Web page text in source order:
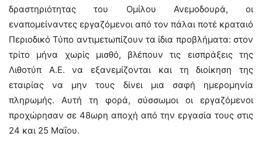
δραστηριότητας του Ομίλου Ανεμοδουρά, οι
εναπομείναντες εργαζόμενοι από τον πάλαι ποτέ κραταιό
Περιοδικό Τύπο αντιμετωπίζουν τα ίδια προβλήματα: στον
τρίτο μήνα χωρίς μισθό, βλέπουν τις εισπράξεις της
Λιθοτύπ Α.Ε. να εξανεμίζονται και τη διοίκηση της
εταιρίας να μην τους δίνει μια σαφή ημερομηνία
πληρωμής. Αυτή τη φορά, σύσσωμοι οι εργαζόμενοι
προχώρησαν σε 48ωρη αποχή από την εργασία τους στις
24 και 25 Μαΐου.